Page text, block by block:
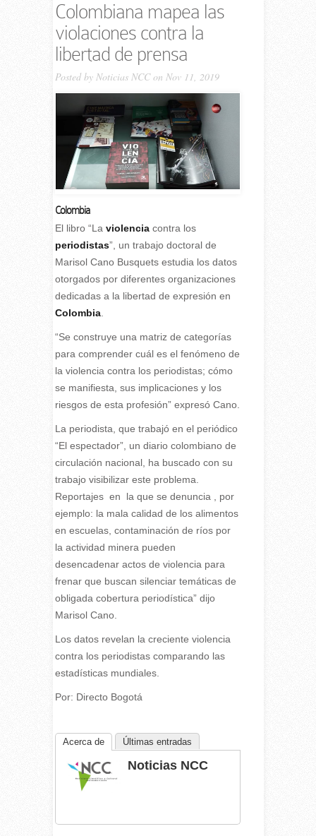
Colombiana mapea las
violaciones contra la
libertad de prensa
Posted by Noticias NCCon Nov 11, 2019
Colombia
El libro “La violenciacontra los
periodistas”, un trabajo doctoral de
Marisol Cano Busquets estudia los datos
otorgados por diferentes organizaciones
dedicadas a la libertad de expresión en
Colombia.
“Se construye una matriz de categorías
para comprender cuál es el fenómeno de
la violencia contra los periodistas; cómo
se manifiesta, sus implicaciones y los
riesgos de esta profesión” expresó Cano.
La periodista, que trabajó en el periódico
“El espectador”, un diario colombiano de
circulación nacional, ha buscado con su
trabajo visibilizar este problema.
Reportajes en la que se denuncia , por
ejemplo: la mala calidad de los alimentos
en escuelas, contaminación de ríos por
la actividad minera pueden
desencadenar actos de violencia para
frenar que buscan silenciar temáticas de
obligada cobertura periodística” dijo
Marisol Cano.
Los datos revelan la creciente violencia
contra los periodistas comparando las
estadísticas mundiales.
Por: Directo Bogotá
Acerca de Últimas entradas
Noticias NCC